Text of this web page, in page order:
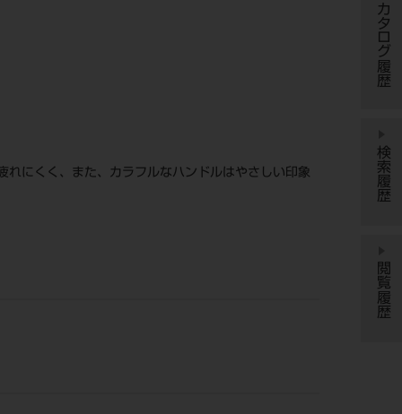
にくく、また、カラフルなハンドルはやさしい印象
カタログ履歴
検索履歴
閲覧履歴